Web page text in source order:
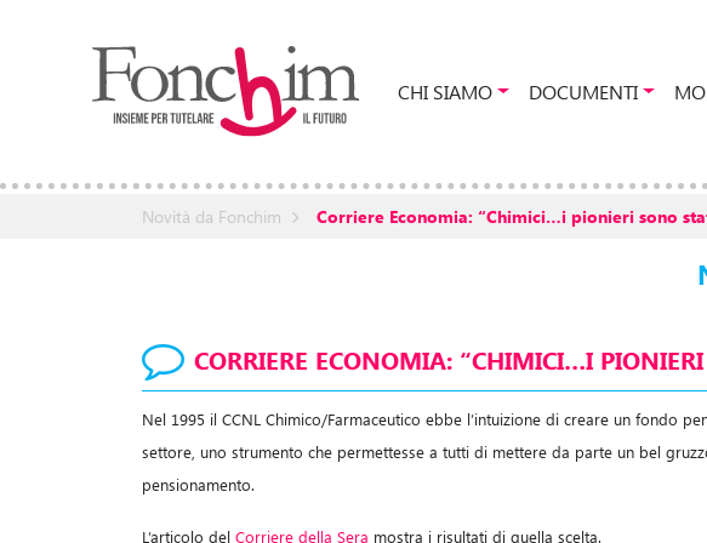
CHI SIAMO DOCUMENTI
Novità da Fonchim Corriere Economia: “Chimici…i pionieri sono
CORRIERE ECONOMIA: “CHIMICI…I
Nel 1995 il CCNL Chimico/Farmaceutico ebbe l’intuizione di creare un fondo
settore, uno strumento che permettesse a tutti di mettere da parte un bel
pensionamento.
L’articolo del Corriere della Sera mostra i risultati di quella scelta.